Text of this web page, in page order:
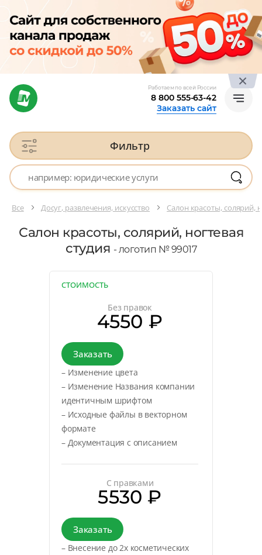
Работаем по всей России
8 800 555-63-42
Заказать сайт
Фильтр
Все Досуг, развлечения, искусство Салон красоты, солярий,
Салон красоты, солярий, ногтевая
студия - логотип № 99017
СТОИМОСТЬ
Без правок
4550 ₽
Заказать
– Изменение цвета
– Изменение Названия компании
идентичным шрифтом
– Исходные файлы в векторном
формате
– Документация с описанием
С правками
5530 ₽
Заказать
– Внесение до 2х косметических